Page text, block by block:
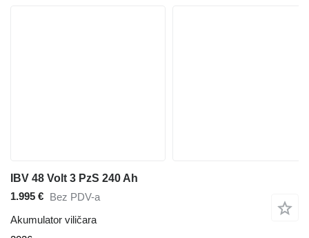
IBV 48 Volt 3 PzS 240 Ah
1.995 € Bez PDV-a
Akumulator viličara